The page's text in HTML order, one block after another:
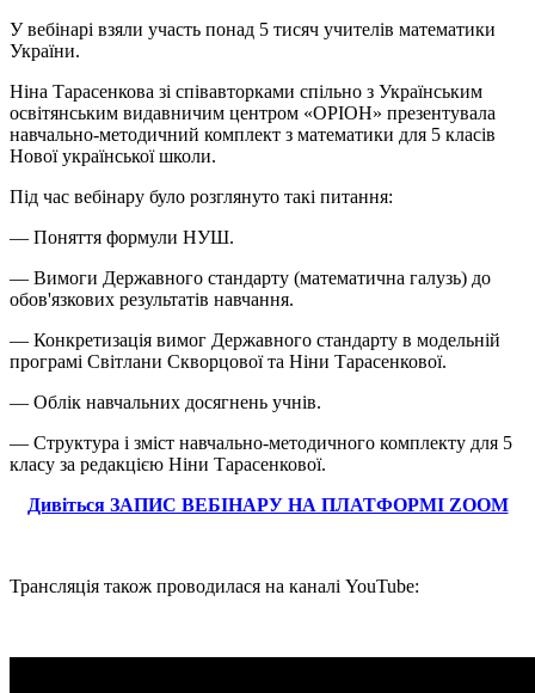
У вебінарі взяли участь понад 5 тисяч учителів математики
України.
Ніна Тарасенкова зі співавторками спільно з Українським
освітянським видавничим центром «ОРІОН» презентувала
навчально-методичний комплект з математики для 5 класів
Нової української школи.
Під час вебінару було розглянуто такі питання:
— Поняття формули НУШ.
— Вимоги Державного стандарту (математична галузь) до
обов'язкових результатів навчання.
— Конкретизація вимог Державного стандарту в модельній
програмі Світлани Скворцової та Ніни Тарасенкової.
— Облік навчальних досягнень учнів.
— Структура і зміст навчально-методичного комплекту для 5
класу за редакцією Ніни Тарасенкової.
Дивіться ЗАПИС ВЕБІНАРУ НА ПЛАТФОРМІ ZOOM
Трансляція також проводилася на каналі YouTube: